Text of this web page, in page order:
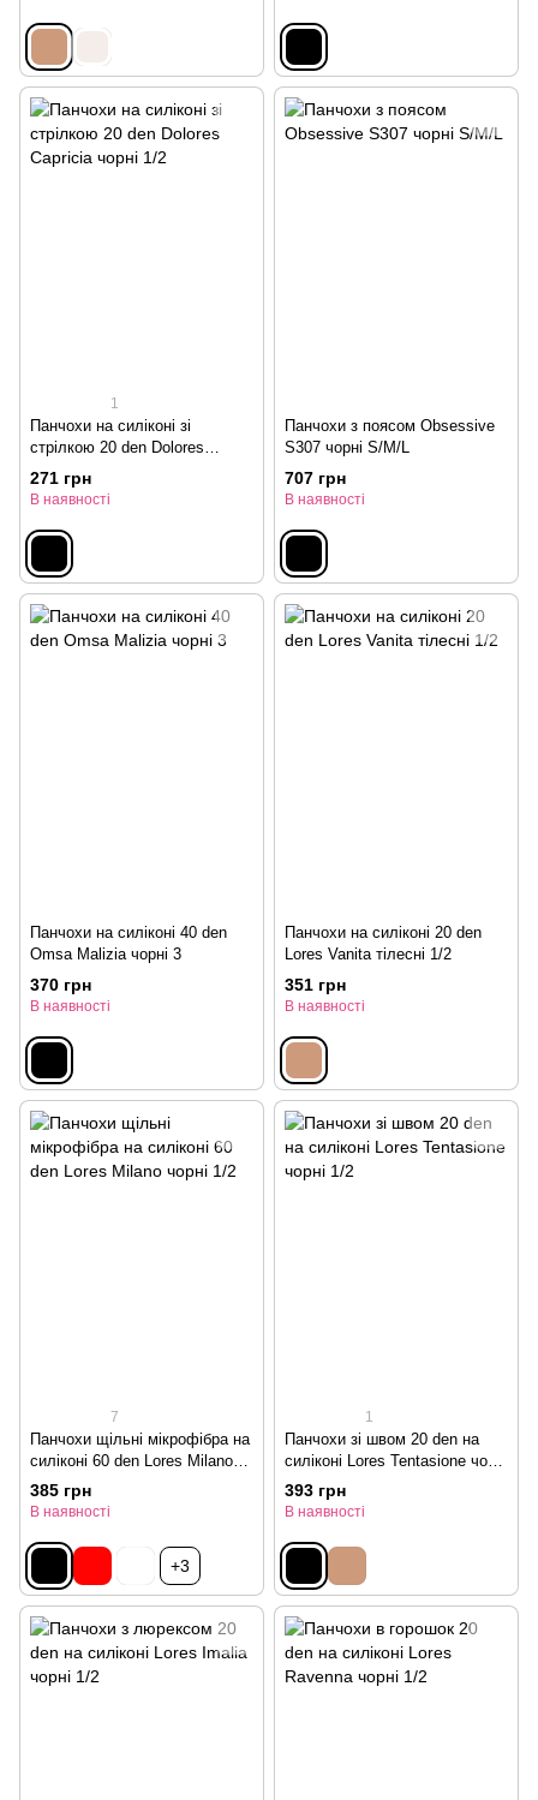
1
Панчохи на силіконі зі
стрілкою 20 den Dolores
Capricia чорні 1/2
271 грн
В наявності
Панчохи з поясом Obsessive
S307 чорні S/M/L
707 грн
В наявності
Панчохи на силіконі 40 den
Omsa Malizia чорні 3
370 грн
В наявності
Панчохи на силіконі 20 den
Lores Vanita тілесні 1/2
351 грн
В наявності
7
Панчохи щільні мікрофібра на
силіконі 60 den Lores Milano
чорні 1/2
385 грн
В наявності
+3
1
Панчохи зі швом 20 den на
силіконі Lores Tentasione чорні
1/2
393 грн
В наявності